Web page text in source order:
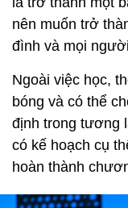
nên muốn trở
đình và mọi
Ngoài việc học,
bóng và có thể
định trong tương
có kế hoạch cụ
hoàn thành